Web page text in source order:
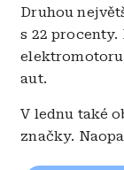
Druhou
s 22
aut.
V lednu také
značky.